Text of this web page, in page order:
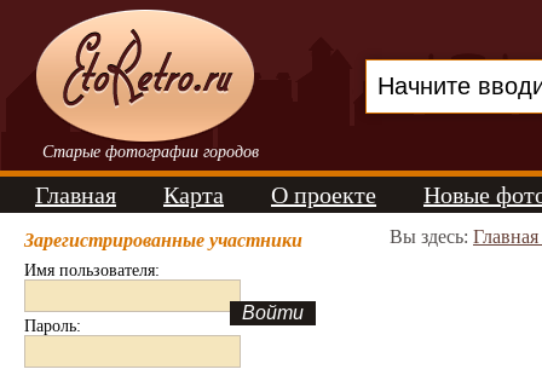
Старые фотографии городов
Главная Карта О проекте Новые
Зарегистрированные участники
Имя пользователя:
Пароль:
Вы здесь: